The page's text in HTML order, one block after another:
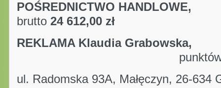
POŚREDNICTWO
brutto 24 612,00 zł
REKLAMA Klaudia Grabowska,
ul. Radomska 93A,